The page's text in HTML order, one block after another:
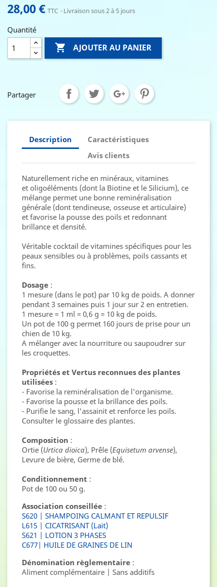
28,00 € TTC Livraison sous 2 à 5 jours
Quantité
 AJOUTER AU PANIER
Partager
Description
Caractéristiques
Avis clients
Naturellement riche en minéraux, vitamines
et oligoéléments (dont la Biotine et le Silicium), ce
mélange permet une bonne reminéralisation
générale (dont tendineuse, osseuse et articulaire)
et favorise la pousse des poils et redonnant
brillance et densité.
Véritable cocktail de vitamines spécifiques pour les
peaux sensibles ou à problèmes, poils cassants et
fins.
Dosage :
1 mesure (dans le pot) par 10 kg de poids. A donner
pendant 3 semaines puis 1 jour sur 2 en entretien.
1 mesure = 1 ml = 0,6 g = 10 kg de poids.
Un pot de 100 g permet 160 jours de prise pour un
chien de 10 kg.
A mélanger avec la nourriture ou saupoudrer sur
les croquettes.
Propriétés et Vertus reconnues des plantes
utilisées :
- Favorise la reminéralisation de l'organisme.
- Favorise la pousse et la brillance des poils.
- Purifie le sang, l'assainit et renforce les poils.
Consulter le glossaire des plantes.
Composition :
Ortie (Urtica dioica), Prêle (Equisetum arvense),
Levure de bière, Germe de blé.
Conditionnement :
Pot de 100 ou 50 g.
Association conseillée :
S620 | SHAMPOING CALMANT ET REPULSIF
L615 | CICATRISANT (Lait)
S621 | LOTION 3 PHASES
C677| HUILE DE GRAINES DE LIN
Dénomination règlementaire :
Aliment complémentaire | Sans additifs